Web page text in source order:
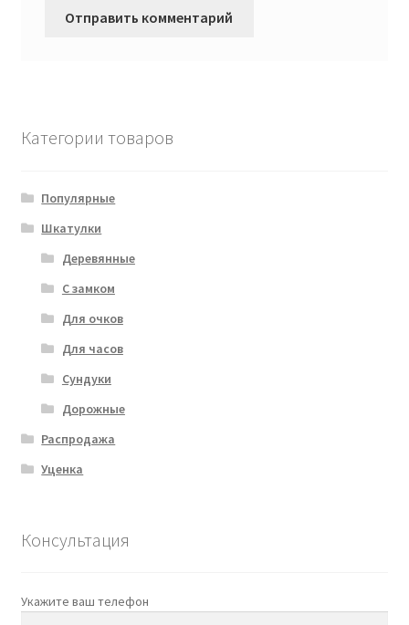
Категории товаров
Популярные
Шкатулки
Деревянные
С замком
Для очков
Для часов
Сундуки
Дорожные
Распродажа
Уценка
Консультация
Укажите ваш телефон